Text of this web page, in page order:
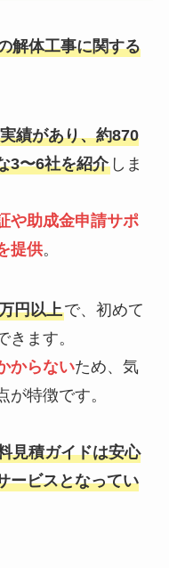
解体工事に関する
績があり、約870
3〜6社を紹介しま
や助成金申請サポ
提供。
円以上で、初めて
ます。
からないため、気
特徴です。
見積ガイドは安心
ービスとなってい